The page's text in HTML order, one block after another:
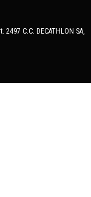
C.C. DECATHLON SA,